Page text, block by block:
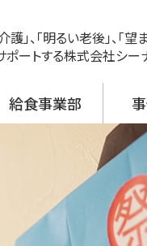
」、「明るい老後」、「
ートする株式会社シー
給食事業部